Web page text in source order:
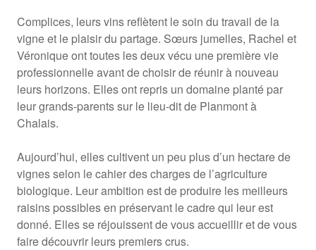
Complices, leurs vins reflètent le soin du travail de la
vigne et le plaisir du partage. Sœurs jumelles, Rachel et
Véronique ont toutes les deux vécu une première vie
professionnelle avant de choisir de réunir à nouveau
leurs horizons. Elles ont repris un domaine planté par
leur grands-parents sur le lieu-dit de Planmont à
Chalais.
Aujourd’hui, elles cultivent un peu plus d’un hectare de
vignes selon le cahier des charges de l’agriculture
biologique. Leur ambition est de produire les meilleurs
raisins possibles en préservant le cadre qui leur est
donné. Elles se réjouissent de vous accueillir et de vous
faire découvrir leurs premiers crus.